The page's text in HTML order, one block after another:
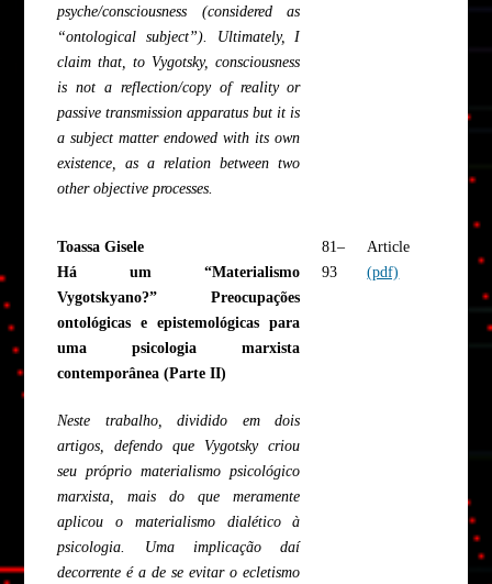
psyche/consciousness (considered as
“ontological subject”). Ultimately, I
claim that, to Vygotsky, consciousness
is not a reflection/copy of reality or
passive transmission apparatus but it is
a subject matter endowed with its own
existence, as a relation between two
other objective processes.
Toassa Gisele
Há um “Materialismo
Vygotskyano?” Preocupações
ontológicas e epistemológicas para
uma psicologia marxista
contemporânea (Parte II)
Neste trabalho, dividido em dois
artigos, defendo que Vygotsky criou
seu próprio materialismo psicológico
marxista, mais do que meramente
aplicou o materialismo dialético à
psicologia. Uma implicação daí
decorrente é a de se evitar o ecletismo
81–
93
Article
(pdf)